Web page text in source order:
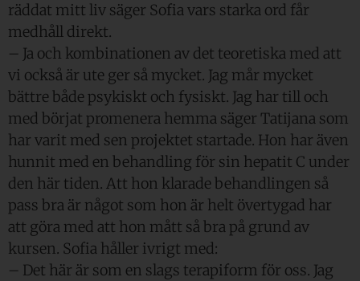
räddat mitt liv säger Sofia vars starka ord får
medhåll direkt.
– Ja och kombinationen av det teoretiska med att
vi också är ute ger så mycket. Jag mår mycket
bättre både psykiskt och fysiskt. Jag har till och
med börjat promenera hemma säger Tatijana som
har varit med sen projektet startade. Hon har även
hunnit med en behandling för sin hepatit C under
den här tiden. Att hon klarade behandlingen så
pass bra är något som hon är helt övertygad har
att göra med att hon mått så bra på grund av
kursen. Sofia håller ivrigt med:
– Det här är som en slags terapiform för oss. Jag